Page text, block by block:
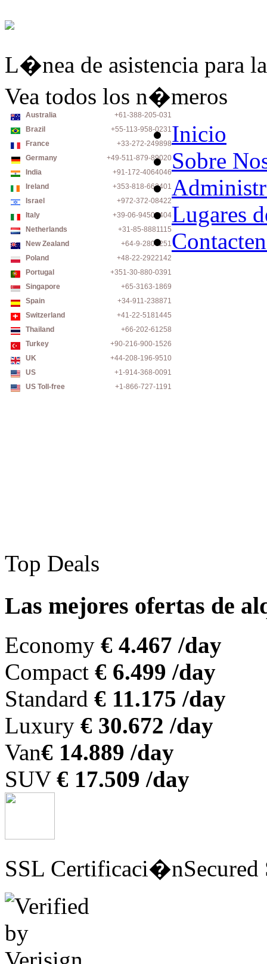
L�nea de asistencia para
Vea todos los n�meros
Australia
+61-388-205-031
Brazil
+55-113-958-0231
France
+33-272-249898
Germany
+49-511-879-89020
India
+91-172-4064046
Ireland
+353-818-663401
Israel
+972-372-08422
Italy
+39-06-94500404
Netherlands
+31-85-8881115
New Zealand
+64-9-2806251
Poland
+48-22-2922142
Portugal
+351-30-880-0391
Singapore
+65-3163-1869
Spain
+34-911-238871
Switzerland
+41-22-5181445
Thailand
+66-202-61258
Turkey
+90-216-900-1526
UK
+44-208-196-9510
US
+1-914-368-0091
US Toll-free
+1-866-727-1191
Inicio
Sobre
Lugares
Top Deals
Las mejores ofertas de
Economy € 4.467 /day
Compact € 6.499 /day
Standard € 11.175 /day
Luxury € 30.672 /day
Van€ 14.889 /day
SUV € 17.509 /day
SSL Certificaci�n